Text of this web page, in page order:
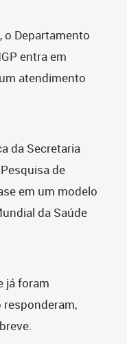
o Departamento
entra em
atendimento
da Secretaria
de
em um modelo
da Saúde
já foram